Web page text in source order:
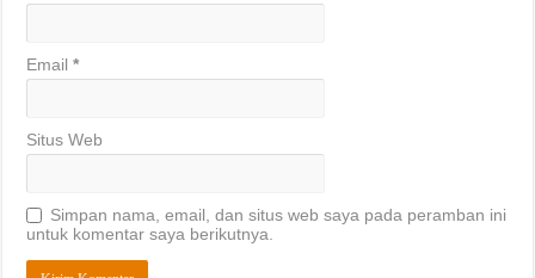
Email*
Situs Web
Simpan nama, email, dan situs web saya pada peramban ini
untuk komentar saya berikutnya.